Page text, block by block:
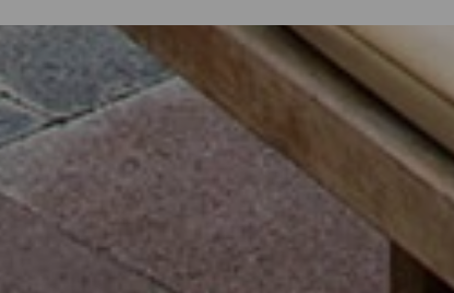
leiligheter...
ved sjøen eller et pittoresk hotell omgitt av natur og med
på sine drøyt 700 kvadratkilometer. I dette utvalget av de
batteriene etter en dag på øya eller for å koble av fra